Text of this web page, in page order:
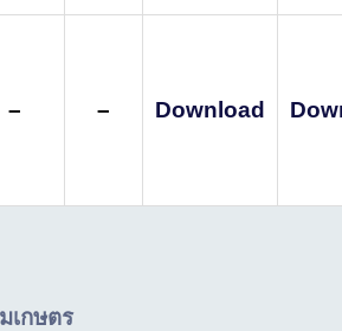
– – Download
เกษตร